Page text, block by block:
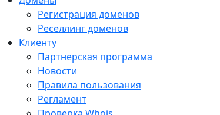
Регистрация доменов
Реселлинг доменов
Клиенту
Партнерская программа
Новости
Правила пользования
Регламент